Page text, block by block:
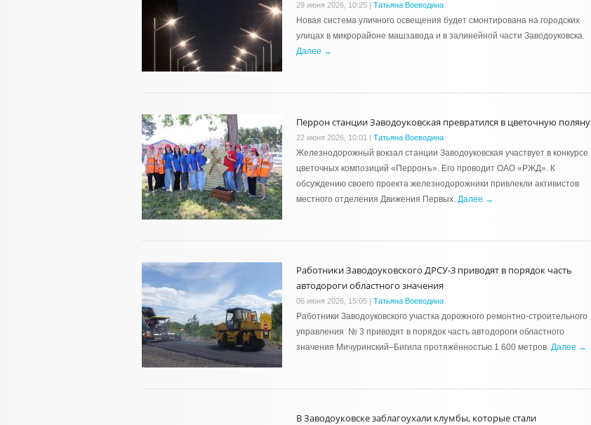
29 июня 2026, 10:25 | Татьяна Воеводина
Новая система уличного освещения будет смонтирована на городских
улицах в микрорайоне машзавода и в залинейной части Заводоуковска.
Далее →
Перрон станции Заводоуковская превратился в цветочную поляну
22 июня 2026, 10:01 | Татьяна Воеводина
Железнодорожный вокзал станции Заводоуковская участвует в конкурсе
цветочных композиций «Перронъ». Его проводит ОАО «РЖД». К
обсуждению своего проекта железнодорожники привлекли активистов
местного отделения Движения Первых. Далее →
Работники Заводоуковского ДРСУ-3 приводят в порядок часть
автодороги областного значения
06 июня 2026, 15:05 | Татьяна Воеводина
Работники Заводоуковского участка дорожного ремонтно-строительного
управления № 3 приводят в порядок часть автодороги областного
значения Мичуринский–Бигила протяжённостью 1 600 метров. Далее →
В Заводоуковске заблагоухали клумбы, которые стали